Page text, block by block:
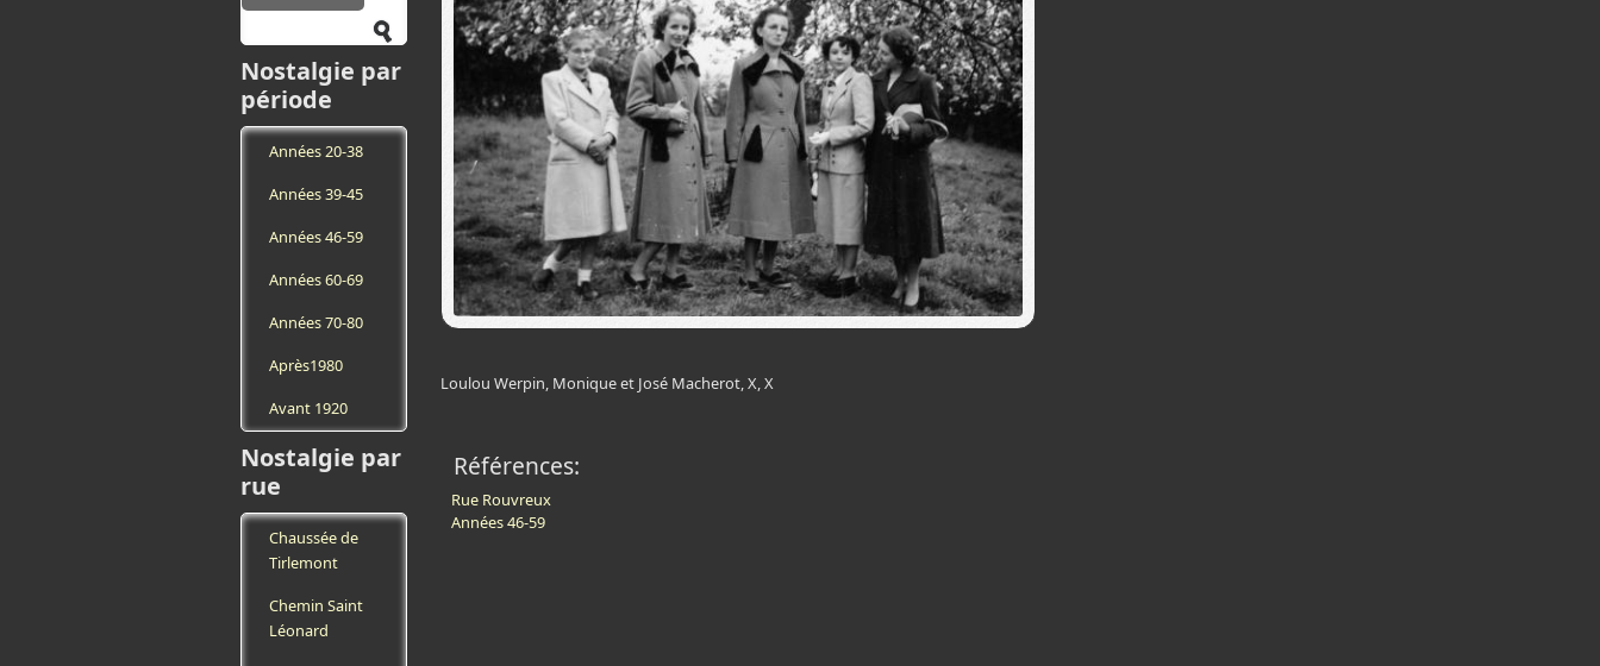
Nostalgie par
période
Années 20-38
Années 39-45
Années 46-59
Années 60-69
Années 70-80
Après1980
Avant 1920
Nostalgie par
rue
Chaussée de
Tirlemont
Chemin Saint
Léonard
Loulou Werpin, Monique et José Macherot, X, X
Références:
Rue Rouvreux
Années 46-59